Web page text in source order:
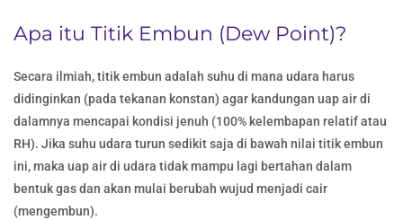
Apa itu Titik Embun (Dew Point)?
Secara ilmiah, titik embun adalah suhu di mana udara harus
didinginkan (pada tekanan konstan) agar kandungan uap air di
dalamnya mencapai kondisi jenuh (100% kelembapan relatif atau
RH). Jika suhu udara turun sedikit saja di bawah nilai titik embun
ini, maka uap air di udara tidak mampu lagi bertahan dalam
bentuk gas dan akan mulai berubah wujud menjadi cair
(mengembun).